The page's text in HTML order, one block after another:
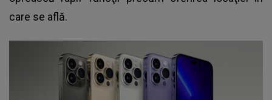
care se află.